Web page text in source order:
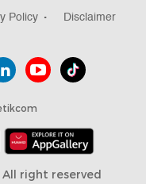
Policy Disclaimer
right reserved